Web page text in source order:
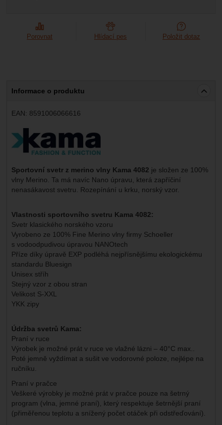
Porovnat Hlídací pes Položit dotaz
Informace o produktu
EAN: 8591006066616
Výrobce:
Sportovní svetr z merino vlny Kama 4082 je složen ze 100%
vlny Merino. Ta má navíc Nano úpravu, která zapříčiní
nenasákavost svetru. Rozepínání u krku, norský vzor.
Vlastnosti sportovního svetru Kama 4082:
Svetr klasického norského vzoru
Vyrobeno ze 100% Fine Merino vlny firmy Schoeller
s vodoodpudivou úpravou NANOtech
Příze díky úpravě EXP podléhá nejpřísnějšímu ekologickému
standardu Bluesign
Unisex stříh
Stejný vzor z obou stran
Velikost S-XXL
YKK zipy
Údržba svetrů Kama:
Praní v ruce
Výrobek je možné prát v ruce ve vlažné lázni – 40°C max..
Poté jemně vyždímat a sušit ve vodorovné poloze, nejlépe na
ručníku.
Praní v pračce
Veškeré výrobky je možné prát v pračce pouze na šetrný
program (vlna, jemné praní), který respektuje šetrnější praní
(přiměřenou teplotu a snížený počet otáček při odstřeďování).